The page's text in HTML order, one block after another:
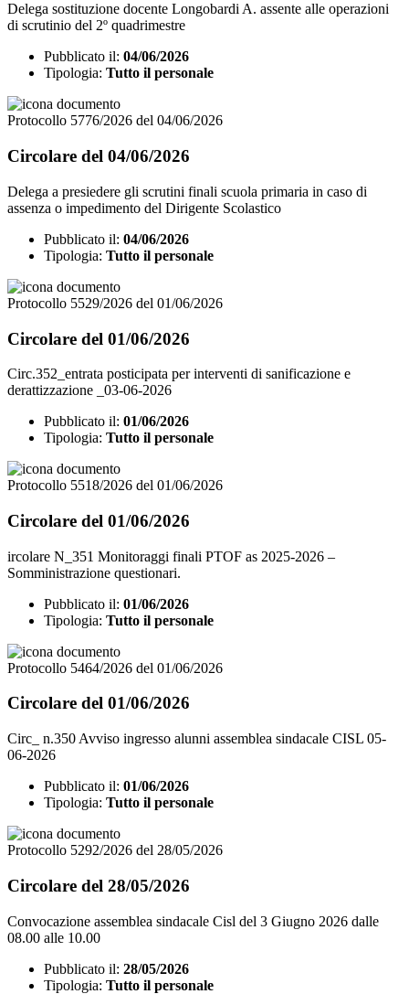
Delega sostituzione docente Longobardi A. assente alle operazioni
di scrutinio del 2º quadrimestre
Pubblicato il: 04/06/2026
Tipologia: Tutto il personale
Protocollo 5776/2026 del 04/06/2026
Circolare del 04/06/2026
Delega a presiedere gli scrutini finali scuola primaria in caso di
assenza o impedimento del Dirigente Scolastico
Pubblicato il: 04/06/2026
Tipologia: Tutto il personale
Protocollo 5529/2026 del 01/06/2026
Circolare del 01/06/2026
Circ.352_entrata posticipata per interventi di sanificazione e
derattizzazione _03-06-2026
Pubblicato il: 01/06/2026
Tipologia: Tutto il personale
Protocollo 5518/2026 del 01/06/2026
Circolare del 01/06/2026
ircolare N_351 Monitoraggi finali PTOF as 2025-2026 –
Somministrazione questionari.
Pubblicato il: 01/06/2026
Tipologia: Tutto il personale
Protocollo 5464/2026 del 01/06/2026
Circolare del 01/06/2026
Circ_ n.350 Avviso ingresso alunni assemblea sindacale CISL 05-
06-2026
Pubblicato il: 01/06/2026
Tipologia: Tutto il personale
Protocollo 5292/2026 del 28/05/2026
Circolare del 28/05/2026
Convocazione assemblea sindacale Cisl del 3 Giugno 2026 dalle
08.00 alle 10.00
Pubblicato il: 28/05/2026
Tipologia: Tutto il personale